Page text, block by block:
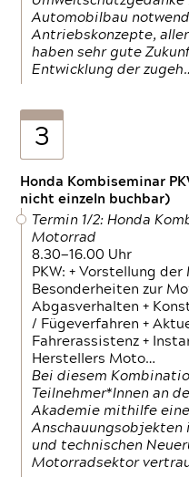
Automobilbau
Antriebskonzepte,
haben sehr gute
Entwicklung der
3
Honda Kombiseminar
nicht einzeln buchbar)
Termin 1/2: Honda
Motorrad
8.30—16.00 Uhr
PKW: + Vorstellung
Besonderheiten zur
Abgasverhalten +
/ Fügeverfahren +
Fahrerassistenz +
Herstellers Moto…
Bei diesem
Teilnehmer*Innen an
Akademie mithilfe
und technischen
Motorradsektor